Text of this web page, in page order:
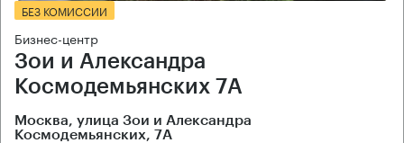
БЕЗ КОМИССИИ
Бизнес-центр
Зои и Александра
Космодемьянских 7А
Москва, улица Зои и Александра
Космодемьянских, 7А